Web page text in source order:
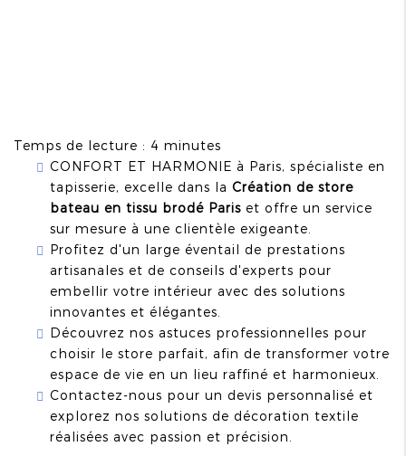
Temps de lecture : 4 minutes
CONFORT ET HARMONIE à Paris, spécialiste en
tapisserie, excelle dans la Création de store
bateau en tissu brodé Paris et offre un service
sur mesure à une clientèle exigeante.
Profitez d'un large éventail de prestations
artisanales et de conseils d'experts pour
embellir votre intérieur avec des solutions
innovantes et élégantes.
Découvrez nos astuces professionnelles pour
choisir le store parfait, afin de transformer votre
espace de vie en un lieu raffiné et harmonieux.
Contactez-nous pour un devis personnalisé et
explorez nos solutions de décoration textile
réalisées avec passion et précision.